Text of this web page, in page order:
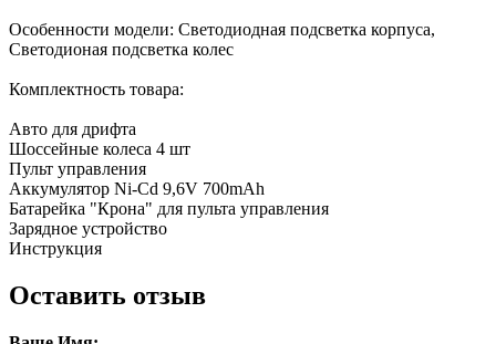
Особенности модели: Светодиодная подсветка корпуса,
Светодионая подсветка колес
Комплектность товара:
Авто для дрифта
Шоссейные колеса 4 шт
Пульт управления
Аккумулятор Ni-Cd 9,6V 700mAh
Батарейка "Крона" для пульта управления
Зарядное устройство
Инструкция
Оставить отзыв